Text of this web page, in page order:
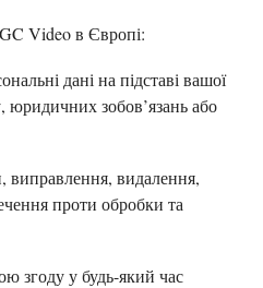
Video в Європі:
дані на підставі вашої
юридичних зобов’язань або
виправлення, видалення,
проти обробки та
згоду у будь-який час